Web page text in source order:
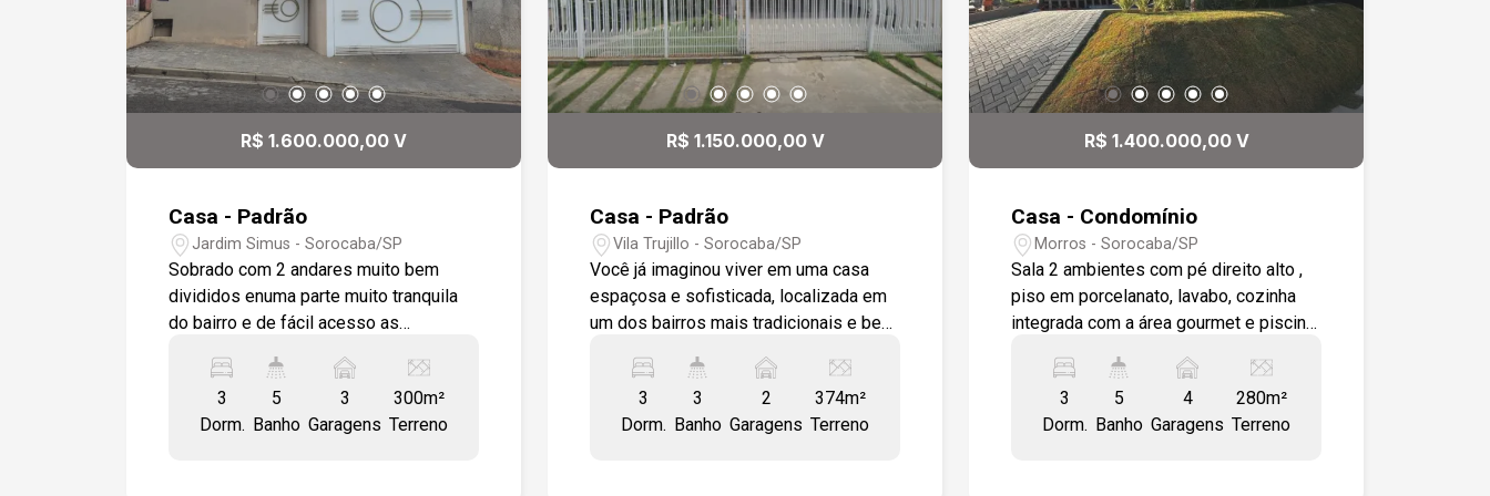
extremamente arejada, com grande
entrada de luz natural e toda preparada
para instalação de ar condicionado. O
acabamento é impecável, com
de primeira linha em toda a residência.
única de viver com conforto e qualidade
de vida em um dos melhores
condomínios da região.
Próximo a Supermercado,
Universidades, shopping. Saída para a
Rodovia Raposo Tavares.
R$ 1.600.000,00 V
Casa - Padrão
Jardim Simus - Sorocaba/SP
Sobrado com 2 andares muito bem
divididos enuma parte muito tranquila
do bairro e de fácil acesso as
cidade. No térreo você tem uma
garagem para 2 carros cobertos e 2
descobertos, ao entrar você se depara
3
Dorm.
5
Banho
3
Garagens
300m²
Terreno
R$ 1.150.000,00 V
Casa - Padrão
Vila Trujillo - Sorocaba/SP
Você já imaginou viver em uma casa
espaçosa e sofisticada, localizada em
um dos bairros mais tradicionais e bem
Não perca essa chance única! Detalhes
do Imóvel: ? Ambientes Amplos e
Elegantes: Sala ampla em três
3
Dorm.
3
Banho
2
Garagens
374m²
Terreno
R$ 1.400.000,00 V
Casa - Condomínio
Morros - Sorocaba/SP
Sala 2 ambientes com pé direito alto ,
piso em porcelanato, lavabo, cozinha
integrada com a área gourmet e piscina,
escritório independente, 3 suítes em
piso laminado, banheiros com ótimos
acabamentos, estrutura pronta para ar
3
Dorm.
5
Banho
4
Garagens
280m²
Terreno